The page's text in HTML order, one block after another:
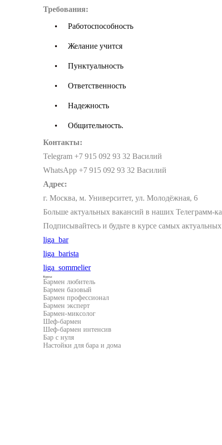
Требования:
Работоспособность
Желание учится
Пунктуальность
Ответственность
Надежность
Общительность.
Контакты:
Telegram +7 915 092 93 32 Василий
WhatsApp +7 915 092 93 32 Василий
Адрес:
г. Москва, м. Университет, ул. Молодёжная, 6
Больше актуальных вакансий в наших Телеграмм-
Подписывайтесь и будьте в курсе самых
liga_bar
liga_barista
liga_sommelier
Курсы:
Бармен любитель
Бармен базовый
Бармен профессионал
Бармен эксперт
Бармен-миксолог
Шеф-бармен
Шеф-бармен интенсив
Бар с нуля
Настойки для бара и дома